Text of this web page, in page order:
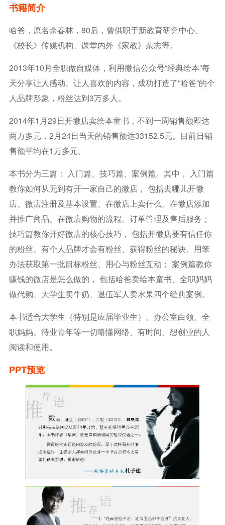
书籍简介
哈爸，原名余春林，80后，曾供职于新教育研究中心、
《校长》传媒机构、课堂内外《家教》杂志等。
2013年10月全职做自媒体，利用微信公众号“经典绘本”每
天分享让人感动、让人喜欢的内容，成功打造了“哈爸”的个
人品牌形象，粉丝达到3万多人。
2014年1月29日开微店卖绘本童书，不到一周销售额即达
两万多元，2月24日当天的销售额达33152.5元。目前日销
售额平均在1万多元。
本书分为三篇： 入门篇、技巧篇、案例篇。其中， 入门篇
教你如何从无到有开一家自己的微店， 包括去哪儿开微
店、微店注册及基本设置、在微店上卖什么、在微店添加
并推广商品、在微店购物的流程、订单管理及售后服务；
技巧篇教你开好微店的核心技巧， 包括开微店要有信任你
的粉丝、有个人品牌才会有粉丝、获得粉丝的秘诀、用笨
办法获取第一批目标粉丝、用心与粉丝互动； 案例篇教你
赚钱的微店是怎么做的， 包括哈爸卖绘本童书、全职妈妈
做代购、大学生卖牛奶、退伍军人卖水果四个经典案例。
本书适合大学生（特别是应届毕业生）、办公室白领、全
职妈妈、待业青年等一切略懂网络、有时间、想创业的人
阅读和使用。
PPT预览